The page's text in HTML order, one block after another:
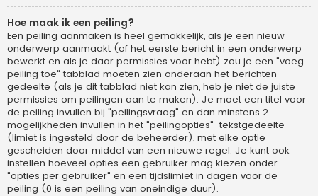
Hoe maak ik een peiling?
Een peiling aanmaken is heel gemakkelijk, als je een nieuw
onderwerp aanmaakt (of het eerste bericht in een onderwerp
bewerkt en als je daar permissies voor hebt) zou je een "voeg
peiling toe" tabblad moeten zien onderaan het berichten-
gedeelte (als je dit tabblad niet kan zien, heb je niet de juiste
permissies om peilingen aan te maken). Je moet een titel voor
de peiling invullen bij "peilingsvraag" en dan minstens 2
mogelijkheden invullen in het "peilingopties"-tekstgedeelte
(limiet is ingesteld door de beheerder), met elke optie
gescheiden door middel van een nieuwe regel. Je kunt ook
instellen hoeveel opties een gebruiker mag kiezen onder
"opties per gebruiker" en een tijdslimiet in dagen voor de
peiling (0 is een peiling van oneindige duur).